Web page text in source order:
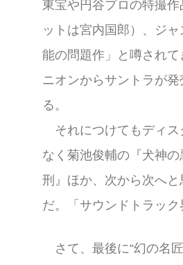
東宝や円谷プロの特撮
ットは宮内国郎）、ジ
能の問題作」と噂され
ニオンからサントラが
る。
それにつけてもディス
なく菊池俊輔の『犬神
刑』ほか、次から次へ
だ。「サウンドトラッ
さて、最後に“幻の名